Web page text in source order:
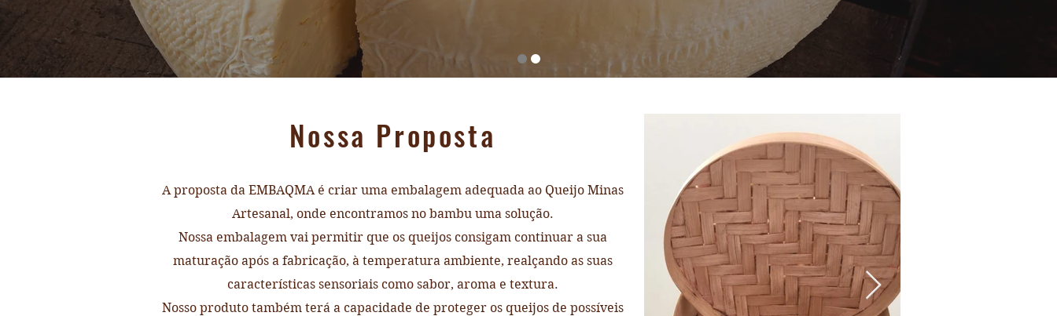
Nossa Proposta
A proposta da EMBAQMA é criar uma embalagem adequada ao Queijo Minas
Artesanal, onde encontramos no bambu uma solução.
Nossa embalagem vai permitir que os queijos consigam continuar a sua
maturação após a fabricação, à temperatura ambiente, realçando as suas
características sensoriais como sabor, aroma e textura.
Nosso produto também terá a capacidade de proteger os queijos de possíveis